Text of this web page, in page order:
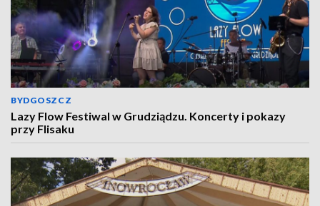
BYDGOSZCZ
Lazy Flow Festiwal w Grudziądzu. Koncerty i pokazy
przy Flisaku